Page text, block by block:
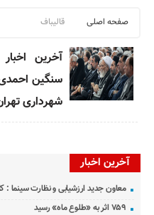
صفحه اصلی قالیباف
آخرین
سنگین
شهرداری
آخرین اخبار
معاون جدید ارزشیابی و نظارت سینما
۷۵۹ اثر به «طلوع ماه» رسید